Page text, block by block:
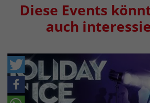
Diese Events
auch